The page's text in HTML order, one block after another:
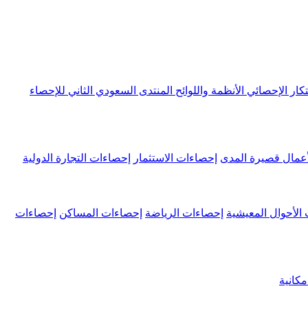
الإحصائي الأنظمة واللوائح المنتدى السعودي الثاني للإحصاء
قصيرة المدى إحصاءات الاستثمار إحصاءات التجارة الدولية
الأحوال المعيشية إحصاءات الرياضة إحصاءات المساكن إحصاءات